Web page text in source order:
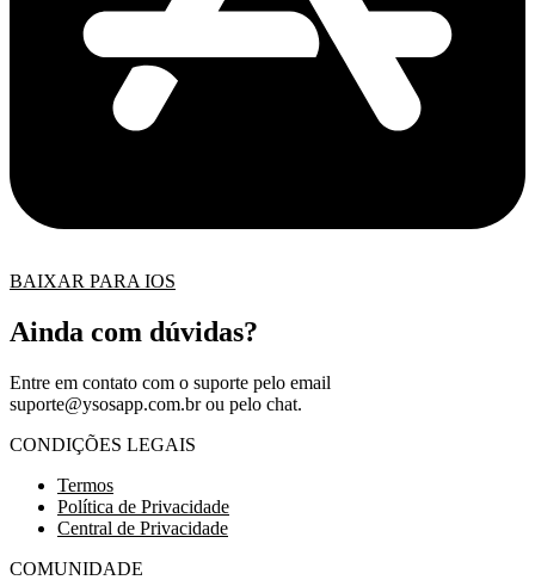
BAIXAR PARA IOS
Ainda com dúvidas?
Entre em contato com o suporte pelo email
suporte@ysosapp.com.brou pelo chat.
CONDIÇÕES LEGAIS
Termos
Política de Privacidade
Central de Privacidade
COMUNIDADE